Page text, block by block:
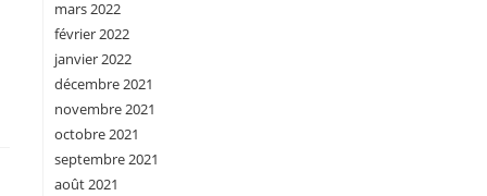
mars 2022
février 2022
janvier 2022
décembre 2021
novembre 2021
octobre 2021
septembre 2021
août 2021